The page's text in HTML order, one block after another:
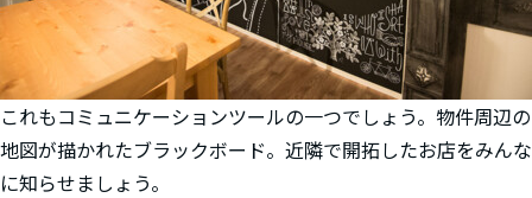
これもコミュニケーションツールの一つでしょう。物件周辺の
地図が描かれたブラックボード。近隣で開拓したお店をみんな
に知らせましょう。